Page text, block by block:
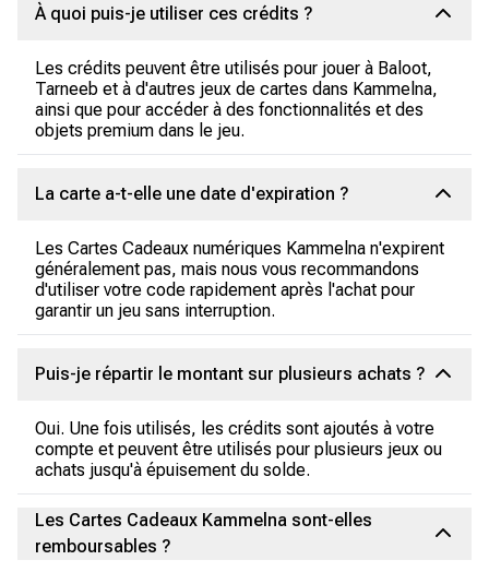
À quoi puis-je utiliser ces crédits ?
Les crédits peuvent être utilisés pour jouer à Baloot,
Tarneeb et à d'autres jeux de cartes dans Kammelna,
ainsi que pour accéder à des fonctionnalités et des
objets premium dans le jeu.
La carte a-t-elle une date d'expiration ?
Les Cartes Cadeaux numériques Kammelna n'expirent
généralement pas, mais nous vous recommandons
d'utiliser votre code rapidement après l'achat pour
garantir un jeu sans interruption.
Puis-je répartir le montant sur plusieurs achats ?
Oui. Une fois utilisés, les crédits sont ajoutés à votre
compte et peuvent être utilisés pour plusieurs jeux ou
achats jusqu'à épuisement du solde.
Les Cartes Cadeaux Kammelna sont-elles
remboursables ?